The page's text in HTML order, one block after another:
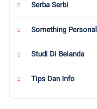
Serba Serbi
Something Personal
Studi Di Belanda
Tips Dan Info